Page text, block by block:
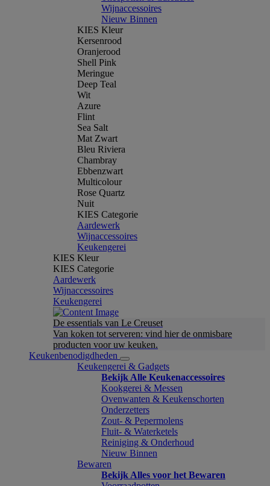
Wijnaccessoires
Nieuw Binnen
KIES Kleur
Kersenrood
Oranjerood
Shell Pink
Meringue
Deep Teal
Wit
Azure
Flint
Sea Salt
Mat Zwart
Bleu Riviera
Chambray
Ebbenzwart
Multicolour
Rose Quartz
Nuit
KIES Categorie
Aardewerk
Wijnaccessoires
Keukengerei
KIES Kleur
KIES Categorie
Aardewerk
Wijnaccessoires
Keukengerei
De essentials van Le Creuset
Van koken tot serveren: vind hier de onmisbare
producten voor uw keuken.
Keukenbenodigdheden
Keukengerei & Gadgets
Bekijk Alle Keukenaccessoires
Kookgerei & Messen
Ovenwanten & Keukenschorten
Onderzetters
Zout- & Pepermolens
Fluit- & Waterketels
Reiniging & Onderhoud
Nieuw Binnen
Bewaren
Bekijk Alles voor het Bewaren